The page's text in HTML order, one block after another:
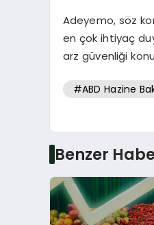
Adeyemo, söz
en çok ihtiyaç
arz güvenliği
#ABD Hazine
Benzer